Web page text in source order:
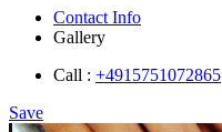
Contact Info
Gallery
Call : +4915751072865
Save